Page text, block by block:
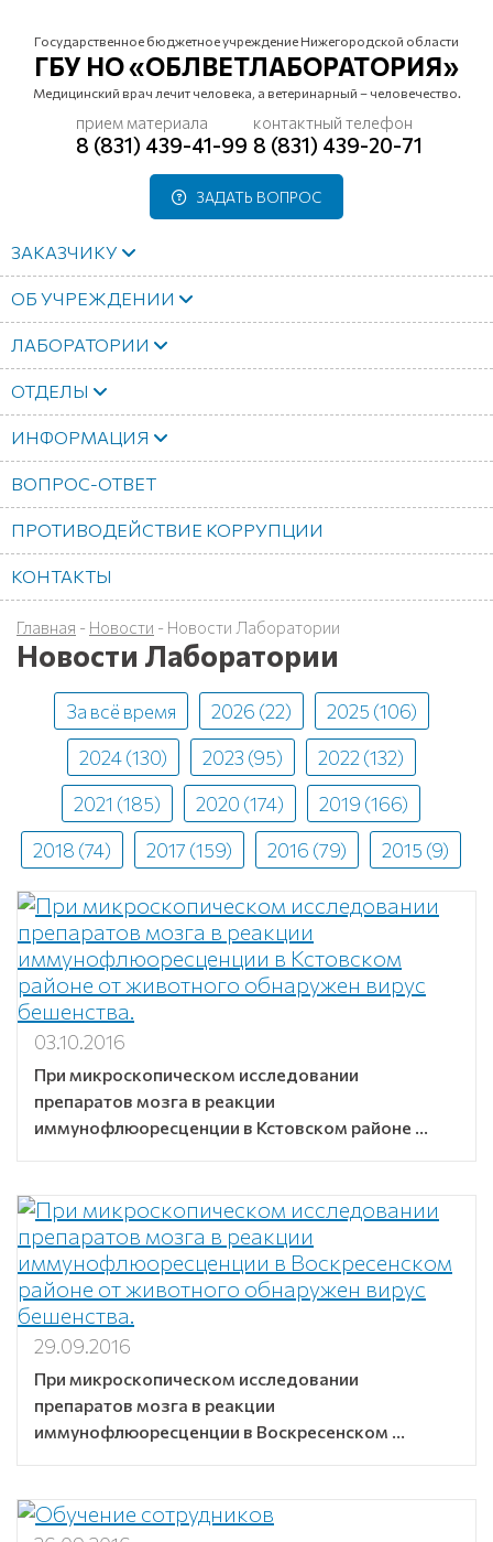
Государственное бюджетное учреждение Нижегородской области
ГБУ НО «ОБЛВЕТЛАБОРАТОРИЯ»
Медицинский врач лечит человека, а ветеринарный – человечество.
прием материала
8 (831) 439-41-99
контактный телефон
8 (831) 439-20-71
ЗАДАТЬ ВОПРОС
ЗАКАЗЧИКУ
ОБ УЧРЕЖДЕНИИ
ЛАБОРАТОРИИ
ОТДЕЛЫ
ИНФОРМАЦИЯ
ВОПРОС-ОТВЕТ
ПРОТИВОДЕЙСТВИЕ КОРРУПЦИИ
КОНТАКТЫ
Главная - Новости - Новости Лаборатории
Новости Лаборатории
За всё время 2026 (22)
2025 (106)
2024 (130)
2023 (95)
2022 (132)
2021 (185)
2020 (174)
2019 (166)
2018 (74)
2017 (159) 2016 (79) 2015 (9)
03.10.2016
При микроскопическом исследовании
препаратов мозга в реакции
иммунофлюоресценции в Кстовском районе ...
29.09.2016
При микроскопическом исследовании
препаратов мозга в реакции
иммунофлюоресценции в Воскресенском ...